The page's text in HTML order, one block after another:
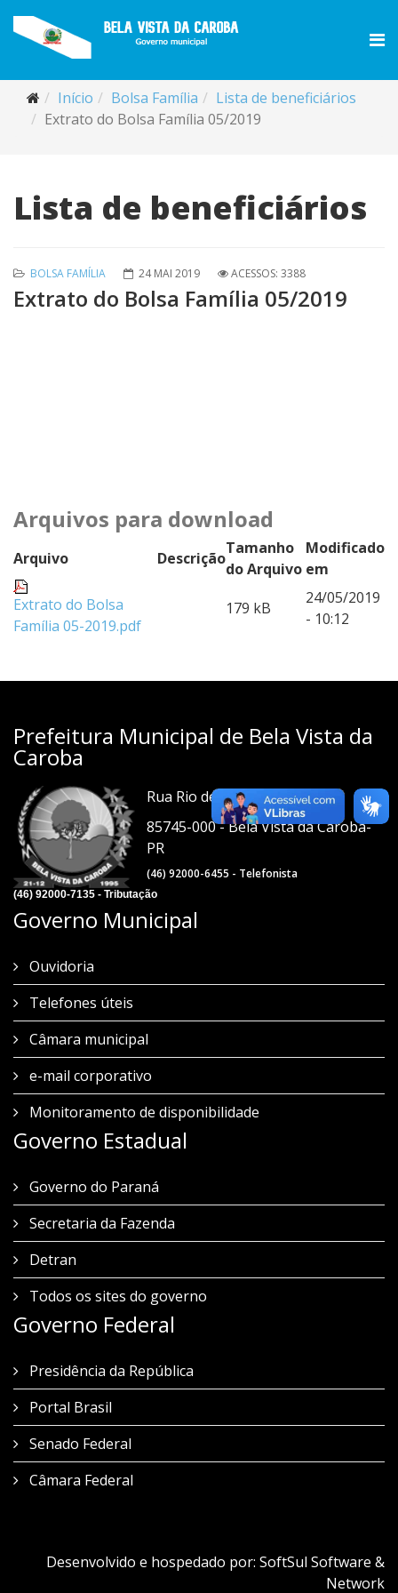
Início Bolsa Família
Lista de beneficiários
Extrato do Bolsa Família 05/2019
Lista de beneficiários
BOLSA FAMÍLIA 24 MAI 2019 ACESSOS: 3388
Extrato do Bolsa Família 05/2019
Arquivos para download
Arquivo Descrição
Tamanho
do Arquivo
Modificado
em
Extrato do Bolsa
Família 05-2019.pdf
179 kB
24/05/2019
- 10:12
Prefeitura Municipal de Bela Vista da
Caroba
Rua Rio de Janeiro, 1021
85745-000 - Bela Vista da Caroba-
PR
(46) 92000-6455 - Telefonista
(46) 92000-7135 - Tributação
Governo Municipal
Ouvidoria
Telefones úteis
Câmara municipal
e-mail corporativo
Monitoramento de disponibilidade
Governo Estadual
Governo do Paraná
Secretaria da Fazenda
Detran
Todos os sites do governo
Governo Federal
Presidência da República
Portal Brasil
Senado Federal
Câmara Federal
Desenvolvido e hospedado por: SoftSul Software &
Network